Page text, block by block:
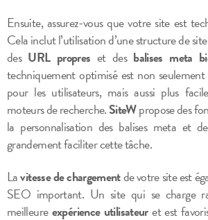
Ensuite, assurez-vous que votre site est
Cela inclut l’utilisation d’une structure de
des URL propres et des balises meta
techniquement optimisé est non
pour les utilisateurs, mais aussi plus
moteurs de recherche.SiteWpropose des
la personnalisation des balises meta et
grandement faciliter cette tâche.
Lavitesse de chargementde votre site est
SEO important. Un site qui se charge
meilleureexpérience utilisateuret est